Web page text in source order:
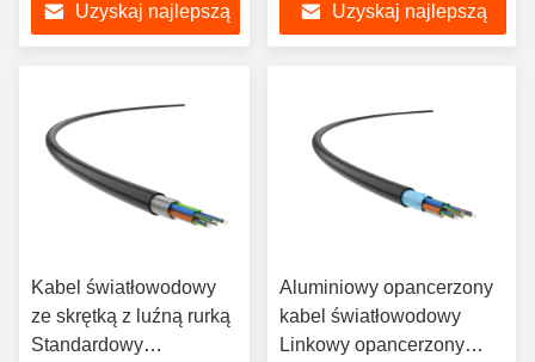
Uzyskaj najlepszą Uzyskaj najlepszą
Kabel światłowodowy
ze skrętką z luźną rurką
Standardowy
Aluminiowy opancerzony
kabel światłowodowy
Linkowy opancerzony